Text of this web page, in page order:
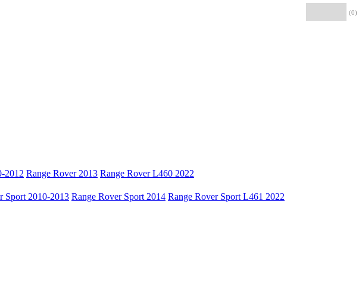
2012 Range Rover 2013 Range Rover L460 2022
Sport 2010-2013 Range Rover Sport 2014 Range Rover Sport L461 2022
(0)